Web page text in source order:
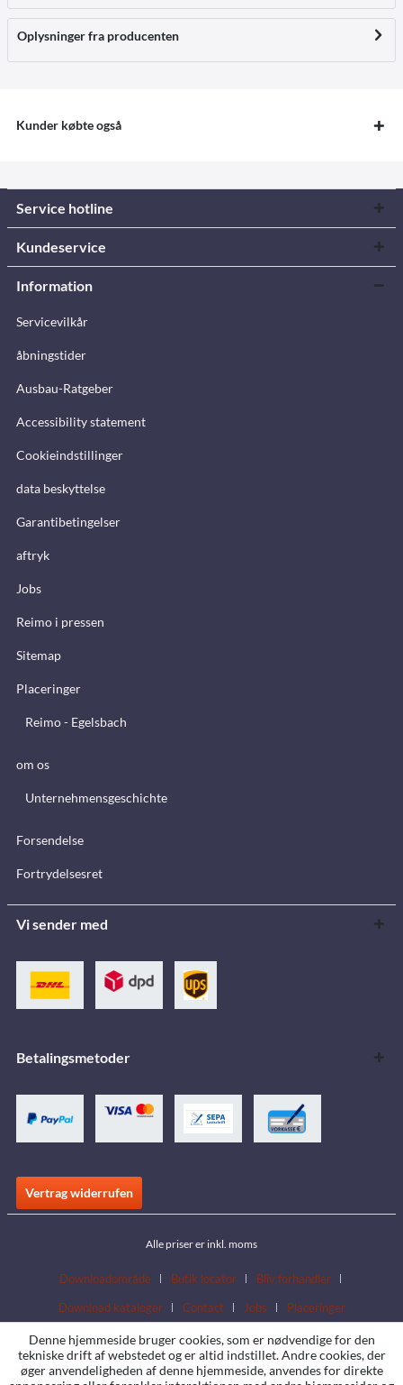
Oplysninger fra producenten
Kunder købte også
Service hotline
Kundeservice
Information
Servicevilkår
åbningstider
Ausbau-Ratgeber
Accessibility statement
Cookieindstillinger
data beskyttelse
Garantibetingelser
aftryk
Jobs
Reimo i pressen
Sitemap
Placeringer
Reimo - Egelsbach
om os
Unternehmensgeschichte
Forsendelse
Fortrydelsesret
Vi sender med
Betalingsmetoder
Vertrag widerrufen
Alle priser er inkl. moms
Downloadområde Butik locator
Bliv forhandler
Download kataloger
Contact Jobs Placeringer
Denne hjemmeside bruger cookies, som er nødvendige for den
tekniske drift af webstedet og er altid indstillet. Andre cookies, der
øger anvendeligheden af denne hjemmeside, anvendes for direkte